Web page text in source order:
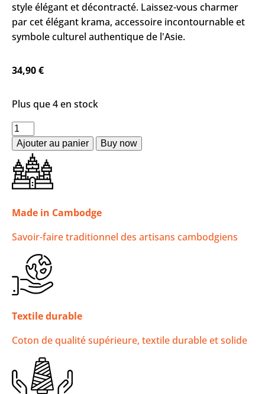
style élégant et décontracté. Laissez-vous charmer
par cet élégant krama, accessoire incontournable et
symbole culturel authentique de l'Asie.
34,90€
Plus que 4 en stock
Ajouter au panier
Made in Cambodge
Savoir-faire traditionnel des artisans cambodgiens
Textile durable
Coton de qualité supérieure, textile durable et solide